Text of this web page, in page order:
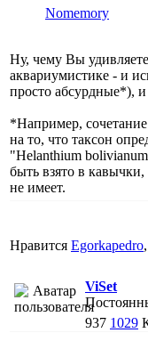
Nomemory
Ну, чему Вы
аквариумистике - и
просто абсурдные*),
*Например,
на то, что таксон
"Helanthium
быть взято в
не имеет.
Нравится Egorkapedro,
ViSet
937 1029